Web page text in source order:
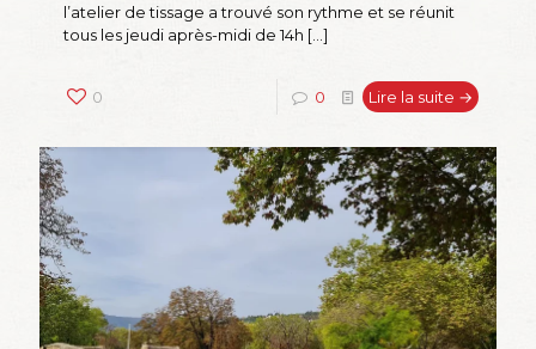
l’atelier de tissage a trouvé son rythme et se réunit
tous les jeudi après-midi de 14h […]
0 0 Lire la suite →